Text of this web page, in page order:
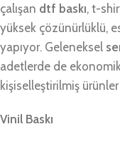
çalışan dtf baskı, t-
yüksek çözünürlüklü,
yapıyor. Geleneksel
adetlerde de
kişiselleştirilmiş
Vinil Baskı